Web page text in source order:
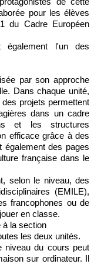
pour les élèves
du Cadre Européen
l'un des
par son approche
Dans chaque unité,
projets permettent
dans un cadre
et les structures
efficace grâce à des
également des pages
française dans le
selon le niveau, des
(EMILE),
francophones ou de
en classe.
à la section
les deux unités.
niveau du cours peut
sur ordinateur. Il